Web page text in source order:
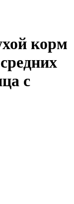
корм
с